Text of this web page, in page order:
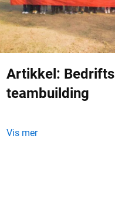
Artikkel: Bedrifts
teambuilding
Vis mer